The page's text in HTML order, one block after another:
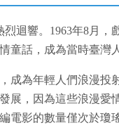
迴響。1963年8月
童話，成為當時臺灣
成為年輕人們浪漫
，因為這些浪漫愛
影的數量僅次於瓊